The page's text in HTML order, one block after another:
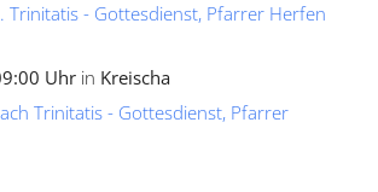
Trinitatis - Gottesdienst, Pfarrer Herfen
Uhr in Kreischa
Trinitatis - Gottesdienst, Pfarrer